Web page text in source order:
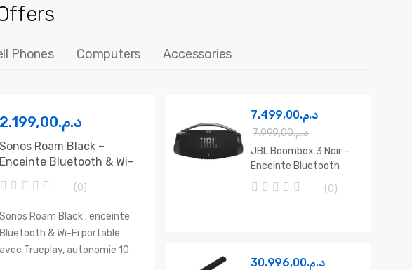
Phones Computers Accessories
د.م.2.199,00
Sonos Roam Black –
Enceinte Bluetooth & Wi-
o
t
o
(0)
Sonos Roam Black : enceinte
Bluetooth & Wi-Fi portable
avec Trueplay, autonomie 10
د.م.7.499,00
د.م.7.999,00
JBL Boombox 3 Noir –
Enceinte Bluetooth
Sans Fil Puissante
f
(0)
د.م.30.996,00